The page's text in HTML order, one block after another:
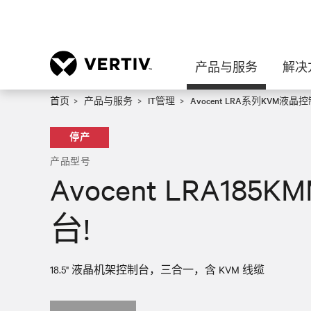
产品与服务 解决
首页 产品与服务 IT管理 Avocent LRA系列KVM液晶
停产
产品型号
Avocent
台!
18.5" 液晶机架控制台，三合一，含 KVM 线缆